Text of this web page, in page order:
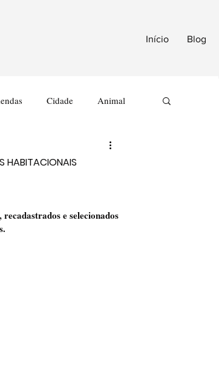
Início Blog
Cidade Animal
HABITACIONAIS
e selecionados